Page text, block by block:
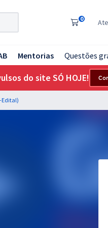
0
Mentorias Questões
do site SÓ HOJE!
Edital)